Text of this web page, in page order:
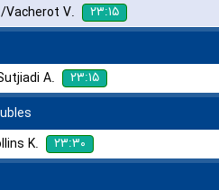
Vacherot V. ۲۳:۱۵
A. ۲۳:۱۵
K. ۲۳:۳۰